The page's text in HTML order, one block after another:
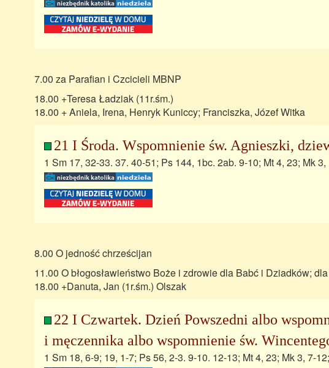
7.00 za Parafian i Czcicieli MBNP
18.00 +Teresa Ładziak (11r.śm.)
18.00 + Aniela, Irena, Henryk Kuniccy; Franciszka, Józef Witka
21 I Środa. Wspomnienie św. Agnieszki,
1 Sm 17, 32-33. 37. 40-51; Ps 144, 1bc. 2ab. 9-10; Mt 4, 23; Mk 3,
8.00 O jedność chrześcijan
11.00 O błogosławieństwo Boże i zdrowie dla Babć i Dziadków;
18.00 +Danuta, Jan (1r.śm.) Olszak
22 I Czwartek. Dzień Powszedni albo
i męczennika albo wspomnienie św.
1 Sm 18, 6-9; 19, 1-7; Ps 56, 2-3. 9-10. 12-13; Mt 4, 23; Mk 3, 7-12;